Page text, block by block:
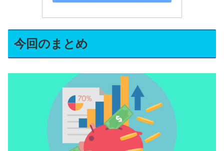
今回のまとめ